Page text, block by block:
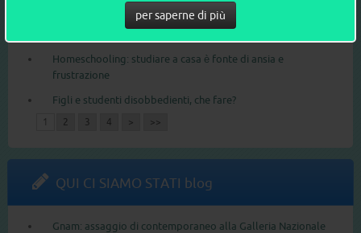
per saperne di più
I primi 1000 giorni di vita sono fondamentali per la salute
Homeschooling: studiare a casa è fonte di ansia e
frustrazione
Figli e studenti disobbedienti, che fare?
1 2 3 4 > >>
QUI CI SIAMO STATI blog
Gnam: assaggio di contemporaneo alla Galleria Nazionale